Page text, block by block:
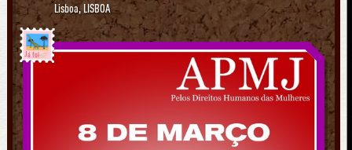
Lisboa, LISBOA
Já foi